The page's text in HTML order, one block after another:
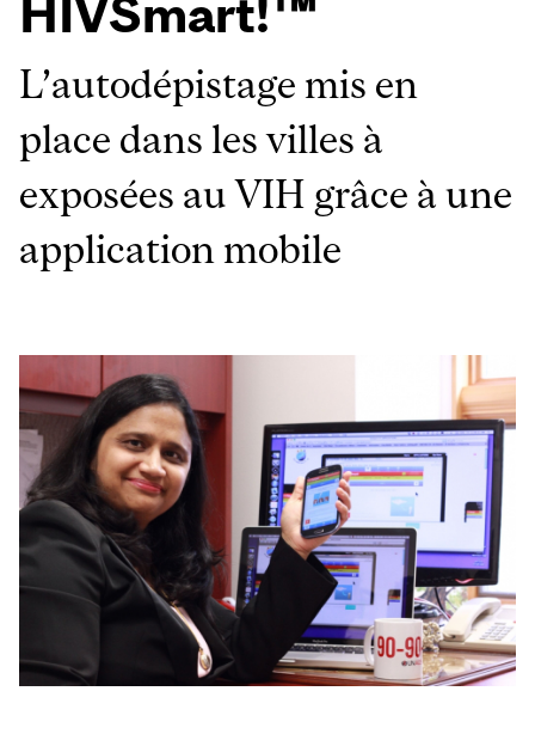
HIVSmart!™
L’autodépistage mis en
place dans les villes à
exposées au VIH grâce à une
application mobile